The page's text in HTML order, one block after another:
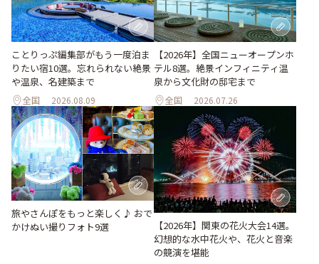
ことりっぷ編集部がもう一度泊ま
りたい宿10選。忘れられない絶景
や温泉、名建築まで
全国 2026.08.09
【2026年】全国ニューオープンホ
テル8選。絶景インフィニティ温
泉から文化財の邸宅まで
全国 2026.07.26
旅やさんぽをもっと楽しく♪ おで
かけぬい撮りフォト9選
【2026年】関東の花火大会14選。
幻想的な水中花火や、花火と音楽
の競演を堪能